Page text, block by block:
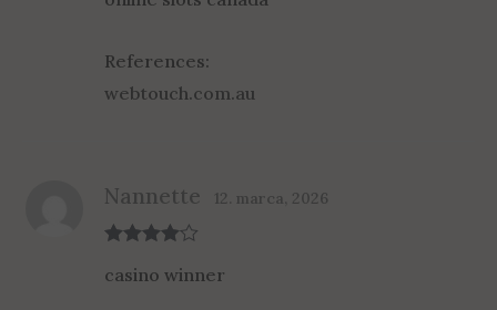
References:
webtouch.com.au
out of 5
Nannette 12. marca, 2026
casino winner